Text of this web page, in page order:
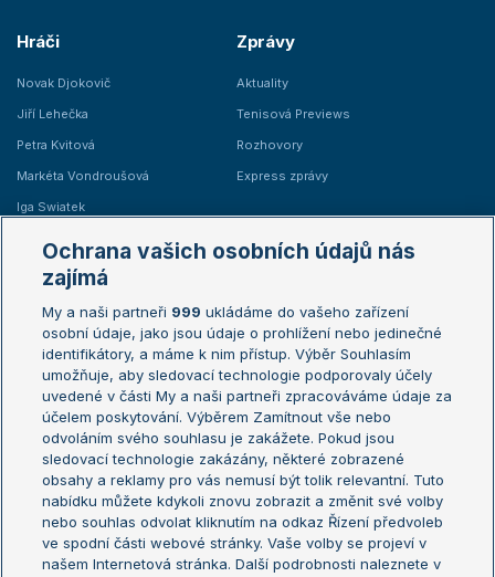
Hráči
Novak Djokovič
Jiří Lehečka
Petra Kvitová
Markéta Vondroušová
Iga Swiatek
Zprávy
Aktuality
Tenisová Previews
Rozhovory
Express zprávy
Žebříčky
Žebříček ATP (muži)
Žebříček WTA (ženy)
Sázkařský žebříček
Australian Open
French Open
Wimbledon
US Open
Turnaj mistrů
Turnaj mistryň
Aktualní trendy
Fotbalové přestupy
Livesport Daily
Ochrana vašich osobních údajů nás
zajímá
My a naši partneři 999 ukládáme do vašeho zařízení
osobní údaje, jako jsou údaje o prohlížení nebo jedinečné
identifikátory, a máme k nim přístup. Výběr Souhlasím
umožňuje, aby sledovací technologie podporovaly účely
uvedené v části My a naši partneři zpracováváme údaje za
účelem poskytování. Výběrem Zamítnout vše nebo
odvoláním svého souhlasu je zakážete. Pokud jsou
sledovací technologie zakázány, některé zobrazené
obsahy a reklamy pro vás nemusí být tolik relevantní. Tuto
nabídku můžete kdykoli znovu zobrazit a změnit své volby
nebo souhlas odvolat kliknutím na odkaz Řízení předvoleb
ve spodní části webové stránky. Vaše volby se projeví v
našem Internetová stránka. Další podrobnosti naleznete v